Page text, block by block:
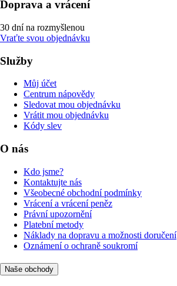
Doprava a vrácení
30 dní na rozmyšlenou
Vraťte svou objednávku
Služby
Můj účet
Centrum nápovědy
Sledovat mou objednávku
Vrátit mou objednávku
Kódy slev
O nás
Kdo jsme?
Kontaktujte nás
Všeobecné obchodní podmínky
Vrácení a vrácení peněz
Právní upozornění
Platební metody
Náklady na dopravu a možnosti doručení
Oznámení o ochraně soukromí
Naše obchody